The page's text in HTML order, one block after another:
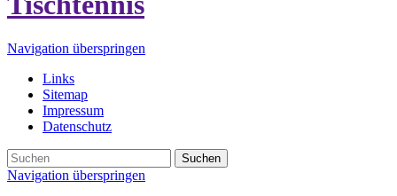
Navigation überspringen
Links
Sitemap
Impressum
Datenschutz
Suchen
Navigation überspringen